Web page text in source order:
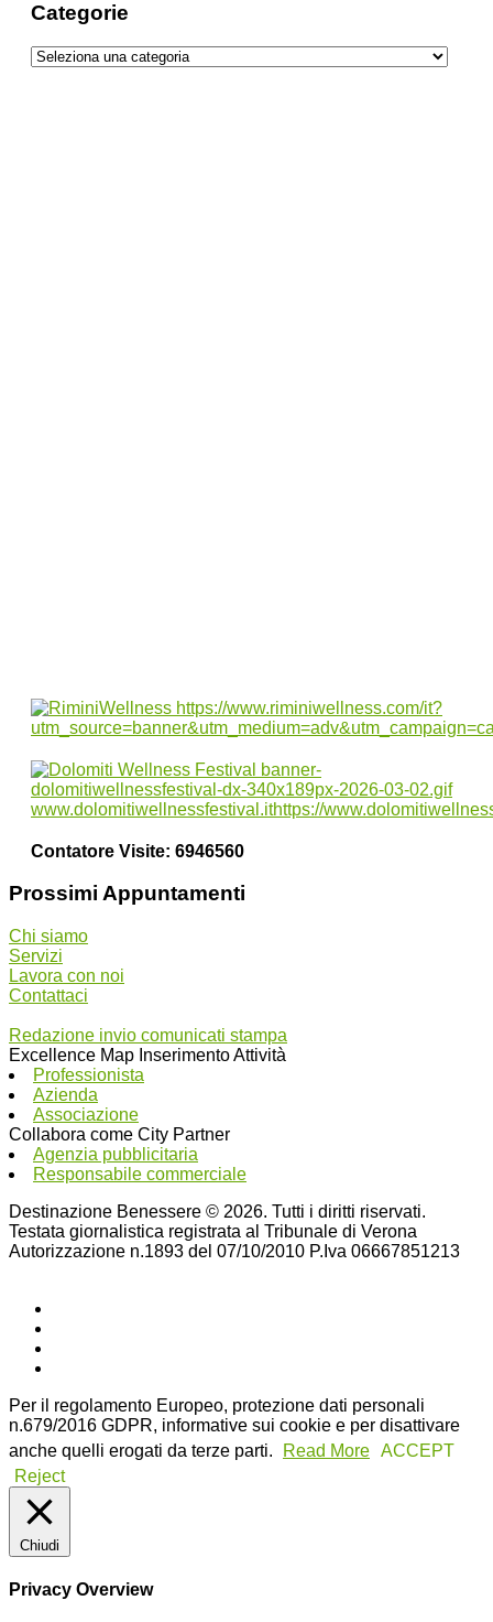
Categorie
Categorie
Contatore Visite: 6946560
Prossimi Appuntamenti
Chi siamo
Servizi
Lavora con noi
Contattaci
Redazione invio comunicati stampa
Excellence Map Inserimento Attività
Professionista
Azienda
Associazione
Collabora come City Partner
Agenzia pubblicitaria
Responsabile commerciale
Destinazione Benessere © 2026. Tutti i diritti riservati.
Testata giornalistica registrata al Tribunale di Verona
Autorizzazione n.1893 del 07/10/2010 P.Iva 06667851213
Per il regolamento Europeo, protezione dati personali
n.679/2016 GDPR, informative sui cookie e per disattivare
anche quelli erogati da terze parti.
Read More ACCEPT
Reject
Chiudi
Privacy Overview